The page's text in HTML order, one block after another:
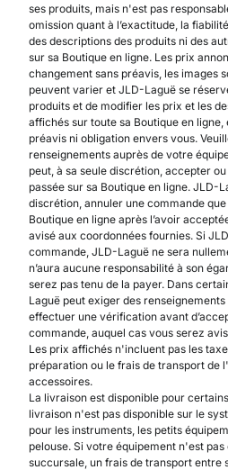
ses produits, mais n'est pas
omission quant à l’exactitude, la
des descriptions des produits ni des
sur sa Boutique en ligne. Les prix
changement sans préavis, les images
peuvent varier et JLD-Laguë se
produits et de modifier les prix et les
affichés sur toute sa Boutique en ligne,
préavis ni obligation envers vous.
renseignements auprès de votre
peut, à sa seule discrétion, accepter
passée sur sa Boutique en ligne. JLD-
discrétion, annuler une commande
Boutique en ligne après l’avoir
avisé aux coordonnées fournies. Si
commande, JLD-Laguë ne sera
n’aura aucune responsabilité à son
serez pas tenu de la payer. Dans
Laguë peut exiger des
effectuer une vérification avant
commande, auquel cas vous serez
Les prix affichés n'incluent pas les
préparation ou le frais de transport de
accessoires.
La livraison est disponible pour
livraison n'est pas disponible sur le
pour les instruments, les petits
pelouse. Si votre équipement n'est
succursale, un frais de transport entre